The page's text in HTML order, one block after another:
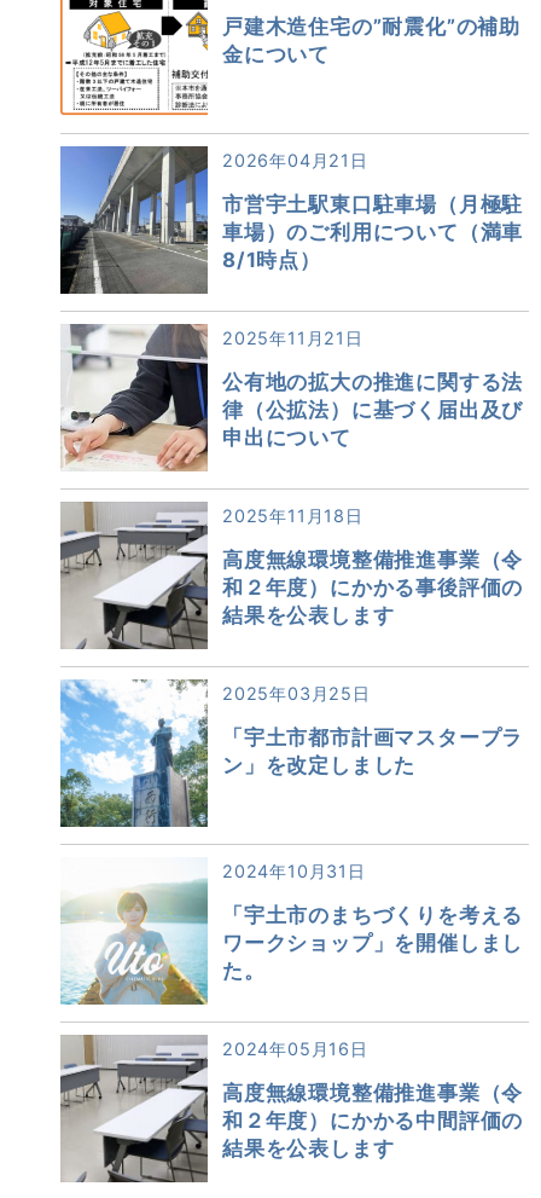
戸建木造住宅の”耐震化”の補助
金について
2026年04月21日
市営宇土駅東口駐車場（月極駐
車場）のご利用について（満車
8/1時点）
2025年11月21日
公有地の拡大の推進に関する法
律（公拡法）に基づく届出及び
申出について
2025年11月18日
高度無線環境整備推進事業（令
和２年度）にかかる事後評価の
結果を公表します
2025年03月25日
「宇土市都市計画マスタープラ
ン」を改定しました
2024年10月31日
「宇土市のまちづくりを考える
ワークショップ」を開催しまし
た。
2024年05月16日
高度無線環境整備推進事業（令
和２年度）にかかる中間評価の
結果を公表します